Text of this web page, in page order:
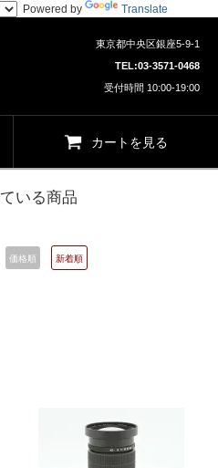
Powered by Translate
東京都中央区銀座5-9-1
TEL:03-3571-0468
受付時間 10:00-19:00
カートを見る
いる商品
価格順 新着順